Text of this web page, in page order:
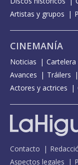
Artistas y grupos
CINEMANÍA
Noticias Cartelera
Avances
Tráilers
Actores y actrices
Contacto
Aspectos legales